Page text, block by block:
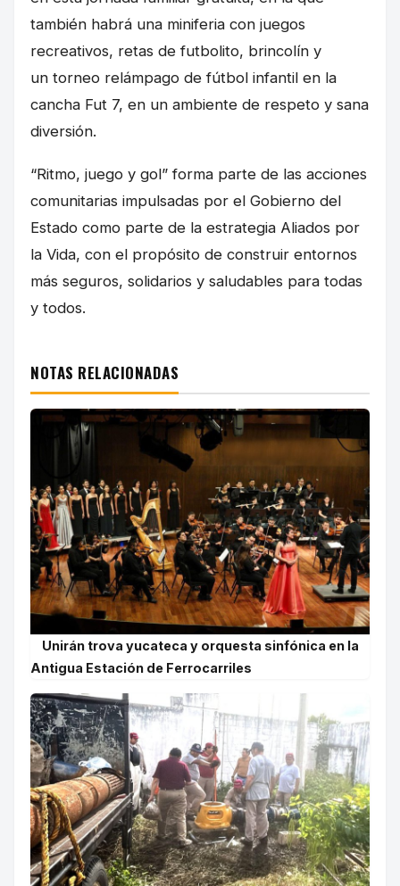
también habrá una miniferia con juegos
recreativos, retas de futbolito, brincolín y
un torneo relámpago de fútbol infantil en la
cancha Fut 7, en un ambiente de respeto y sana
diversión.
“Ritmo, juego y gol” forma parte de las acciones
comunitarias impulsadas por el Gobierno del
Estado como parte de la estrategia Aliados por
la Vida, con el propósito de construir entornos
más seguros, solidarios y saludables para todas
y todos.
NOTAS RELACIONADAS
Unirán trova yucateca y orquesta sinfónica en la
Antigua Estación de Ferrocarriles